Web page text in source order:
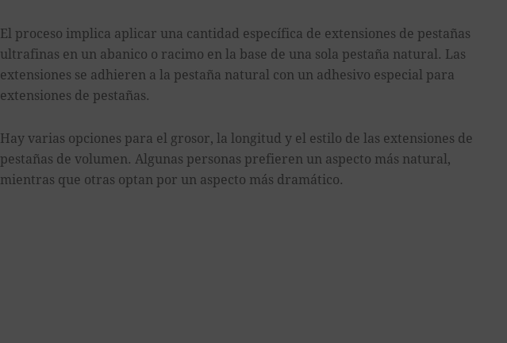
El proceso implica aplicar una cantidad específica de extensiones de pestañas
ultrafinas en un abanico o racimo en la base de una sola pestaña natural. Las
extensiones se adhieren a la pestaña natural con un adhesivo especial para
extensiones de pestañas.
Hay varias opciones para el grosor, la longitud y el estilo de las extensiones de
pestañas de volumen. Algunas personas prefieren un aspecto más natural,
mientras que otras optan por un aspecto más dramático.